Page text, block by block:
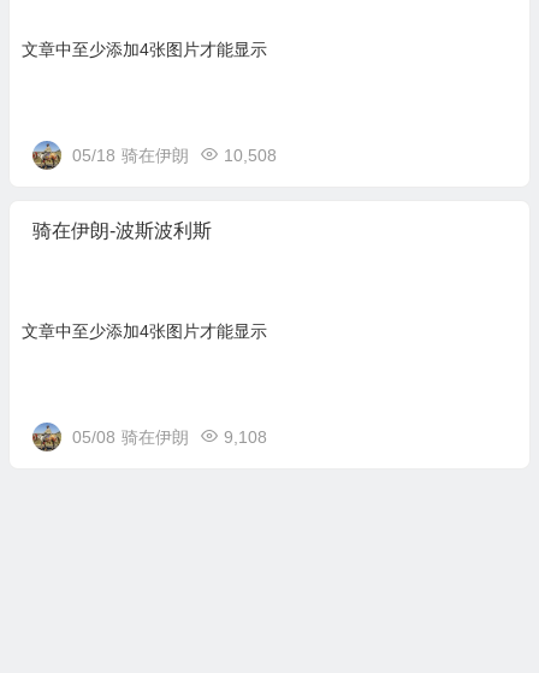
文章中至少添加4张图片才能显示
05/18 骑在伊朗 10,508
骑在伊朗-波斯波利斯
文章中至少添加4张图片才能显示
05/08 骑在伊朗 9,108